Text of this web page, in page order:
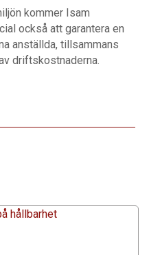
kommer Isam
också att garantera en
anställda, tillsammans
driftskostnaderna.